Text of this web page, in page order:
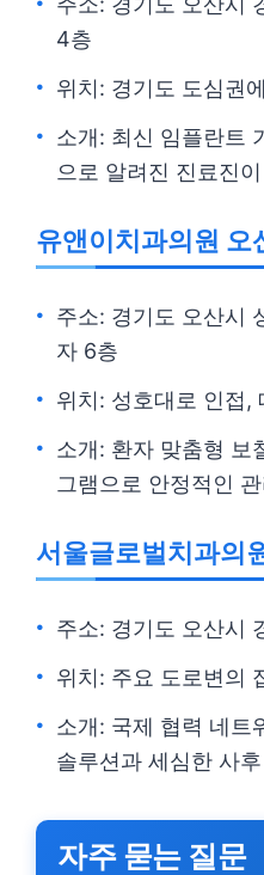
4층
위치: 경기도 도심권
소개: 최신 임플란트
으로 알려진 진료진
유앤이치과의원 오
주소: 경기도 오산시
자 6층
위치: 성호대로 인접,
소개: 환자 맞춤형 보
그램으로 안정적인
서울글로벌치과의
주소: 경기도 오산시
위치: 주요 도로변의
소개: 국제 협력 네트
솔루션과 세심한 사
자주 묻는 질문